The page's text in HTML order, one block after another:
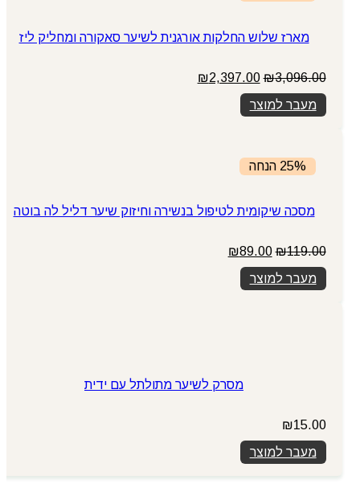
מארז שלוש החלקות אורגנית לשיער סאקורה ומחליק ליז
₪3,096.00
המחיר
המקורי
היה:
₪3,096.00.
₪2,397.00
מעבר למוצר
25% הנחה
מסכה שיקומית לטיפול בנשירה וחיזוק שיער דליל לה בוטה
₪119.00
המחיר
המקורי
היה:
₪119.00.
₪89.00
מעבר למוצר
מסרק לשיער מתולתל עם ידית
₪15.00
מעבר למוצר